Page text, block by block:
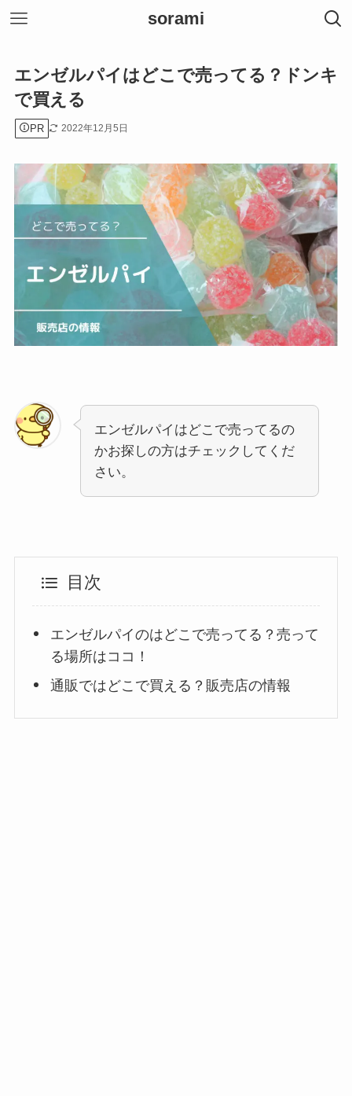
sorami
エンゼルパイはどこで売ってる？ドンキ
で買える
PR 2022年12月5日
エンゼルパイはどこで売ってるの
かお探しの方はチェックしてくだ
さい。
目次
エンゼルパイのはどこで売ってる？売って
る場所はココ！
通販ではどこで買える？販売店の情報